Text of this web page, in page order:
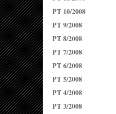
PT 10/2008
PT 9/2008
PT 8/2008
PT 7/2008
PT 6/2008
PT 5/2008
PT 4/2008
PT 3/2008